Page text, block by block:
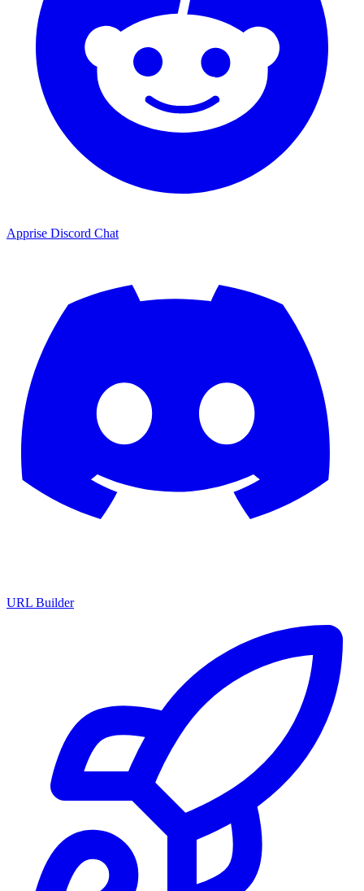
Apprise Discord Chat
URL Builder